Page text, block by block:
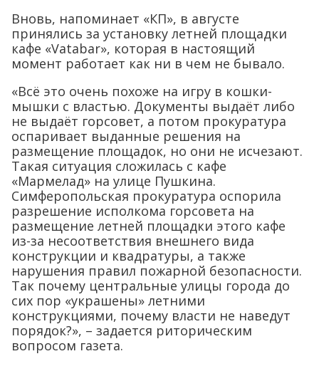
Вновь, напоминает «КП», в августе
принялись за установку летней площадки
кафе «Vatabar», которая в настоящий
момент работает как ни в чем не бывало.
«Всё это очень похоже на игру в кошки-
мышки с властью. Документы выдаёт либо
не выдаёт горсовет, а потом прокуратура
оспаривает выданные решения на
размещение площадок, но они не исчезают.
Такая ситуация сложилась с кафе
«Мармелад» на улице Пушкина.
Симферопольская прокуратура оспорила
разрешение исполкома горсовета на
размещение летней площадки этого кафе
из-за несоответствия внешнего вида
конструкции и квадратуры, а также
нарушения правил пожарной безопасности.
Так почему центральные улицы города до
сих пор «украшены» летними
конструкциями, почему власти не наведут
порядок?», – задается риторическим
вопросом газета.